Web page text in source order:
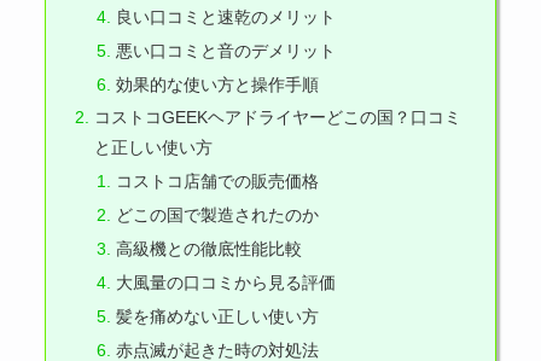
良い口コミと速乾のメリット
悪い口コミと音のデメリット
効果的な使い方と操作手順
コストコGEEKヘアドライヤーどこの国？口コミ
と正しい使い方
コストコ店舗での販売価格
どこの国で製造されたのか
高級機との徹底性能比較
大風量の口コミから見る評価
髪を痛めない正しい使い方
赤点滅が起きた時の対処法